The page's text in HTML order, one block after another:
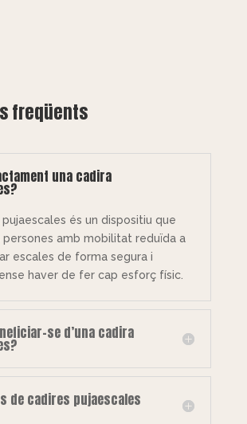
freqüents
una cadira
pujaescales és un dispositiu que
persones amb mobilitat reduïda a
escales de forma segura i
haver de fer cap esforç físic.
se d’una cadira
de cadires pujaescales